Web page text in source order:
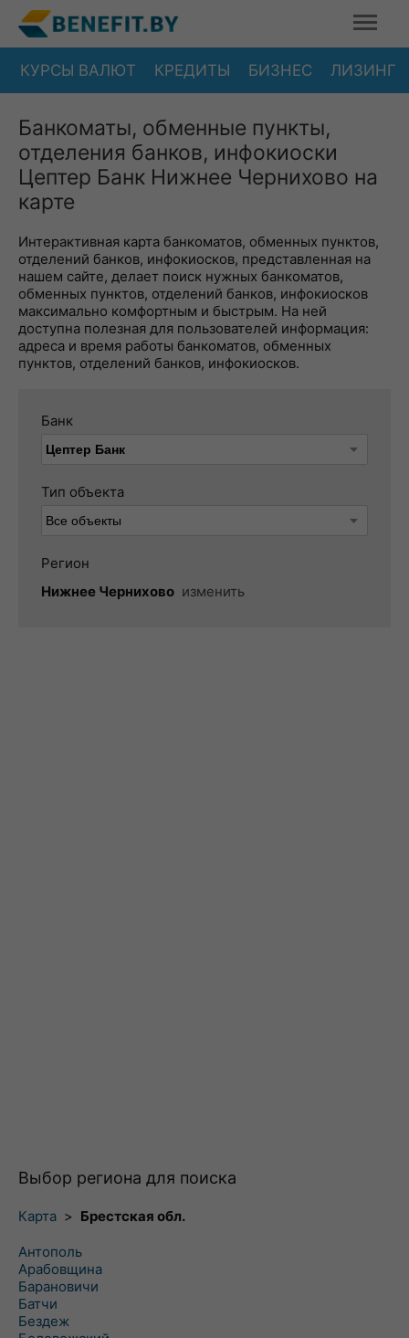
КУРСЫ ВАЛЮТ КРЕДИТЫ БИЗНЕС ЛИЗИНГ
Банкоматы, обменные пункты,
отделения банков, инфокиоски
Цептер Банк Нижнее Чернихово на
карте
Интерактивная карта банкоматов, обменных пунктов,
отделений банков, инфокиосков, представленная на
нашем сайте, делает поиск нужных банкоматов,
обменных пунктов, отделений банков, инфокиосков
максимально комфортным и быстрым. На ней
доступна полезная для пользователей информация:
адреса и время работы банкоматов, обменных
пунктов, отделений банков, инфокиосков.
Банк
Тип объекта
Регион
Нижнее Чернихово изменить
Выбор региона для поиска
Карта > Брестская обл.
Антополь
Арабовщина
Барановичи
Батчи
Бездеж